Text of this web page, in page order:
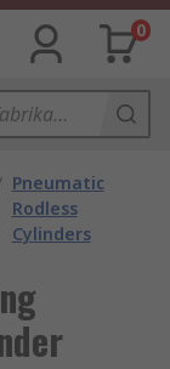
0
Pneumatic
Rodless
Cylinders